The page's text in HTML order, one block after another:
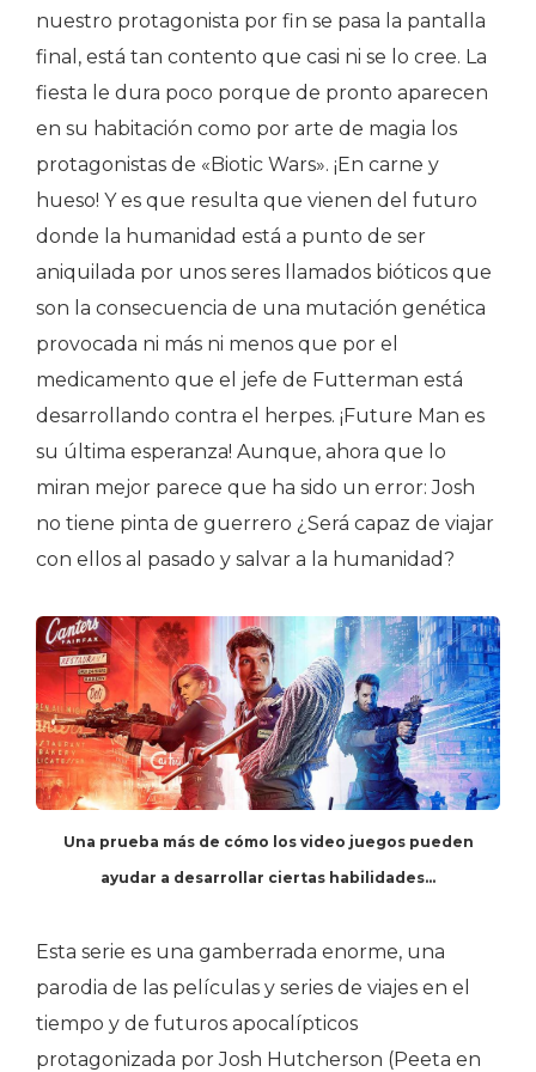
nuestro protagonista por fin se pasa la pantalla
final, está tan contento que casi ni se lo cree. La
fiesta le dura poco porque de pronto aparecen
en su habitación como por arte de magia los
protagonistas de «Biotic Wars». ¡En carne y
hueso! Y es que resulta que vienen del futuro
donde la humanidad está a punto de ser
aniquilada por unos seres llamados bióticos que
son la consecuencia de una mutación genética
provocada ni más ni menos que por el
medicamento que el jefe de Futterman está
desarrollando contra el herpes. ¡Future Man es
su última esperanza! Aunque, ahora que lo
miran mejor parece que ha sido un error: Josh
no tiene pinta de guerrero ¿Será capaz de viajar
con ellos al pasado y salvar a la humanidad?
Una prueba más de cómo los video juegos pueden
ayudar a desarrollar ciertas habilidades…
Esta serie es una gamberrada enorme, una
parodia de las películas y series de viajes en el
tiempo y de futuros apocalípticos
protagonizada por Josh Hutcherson (Peeta en